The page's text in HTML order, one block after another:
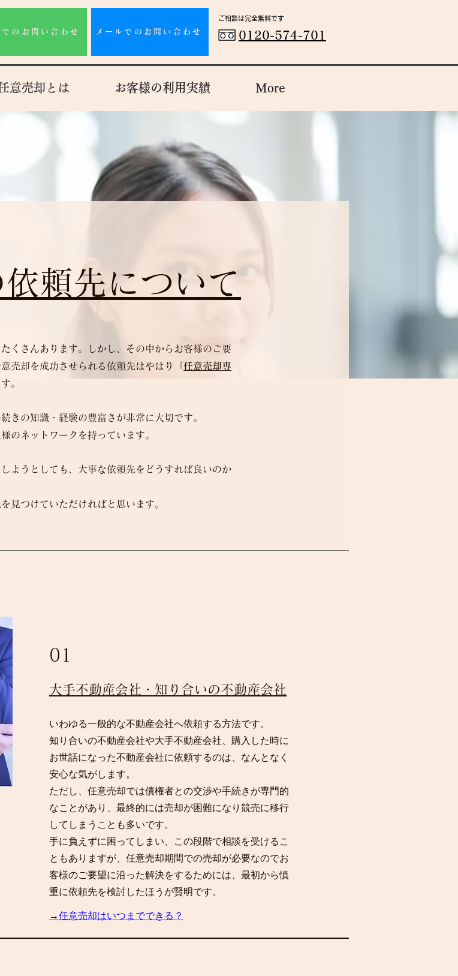
のお問い合わせ メールでのお問い合わせ
ご相談は完全無料です​
0120-574-701
意売却とは お客様の利用実績 More
頼先について
くさんあります。しかし、その中からお客様のご要
売却を成功させられる依頼先はやはり「 任意売却専
。
きの知識・経験の豊富さが非常に大切です。
のネットワークを持っています。
ようとしても、大事な依頼先をどうすれば良いのか
見つけていただければと思います。
01
​大手不動産会社・知り合いの不動産会社
いわゆる一般的な不動産会社へ依頼する方法です。
知り合いの不動産会社や大手不動産会社、購入した時に
お世話になった不動産会社に依頼するのは、なんとなく
安心な気がします。
​ただし、任意売却では債権者との交渉や手続きが専門的
なことがあり、最終的には売却が困難になり競売に移行
してしまうことも多いです。
手に負えずに困ってしまい、この段階で相談を受けるこ
ともありますが、任意売却期間での売却が必要なのでお
客様のご要望に沿った解決をするためには、最初から慎
重に依頼先を検討したほうが賢明です。
→任意売却はいつまでできる？